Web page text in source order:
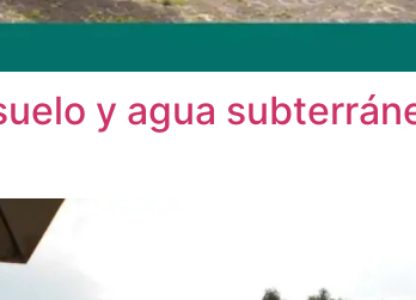
y agua